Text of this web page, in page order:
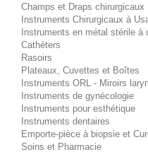
Champs et Draps chirurgicaux
Instruments Chirurgicaux à
Instruments en métal stérile à
Cathéters
Rasoirs
Plateaux, Cuvettes et Boîtes
Instruments ORL - Miroirs
Instruments de gynécologie
Instruments pour esthétique
Instruments dentaires
Emporte-pièce à biopsie et
Soins et Pharmacie